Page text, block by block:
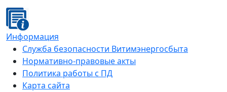
Информация
Служба безопасности Витимэнергосбыта
Нормативно-правовые акты
Политика работы с ПД
Карта сайта